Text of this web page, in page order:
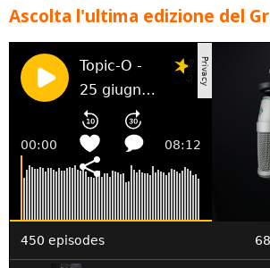
Ascolta l'ultima edizione del Gr